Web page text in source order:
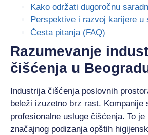
Kako održati dugoročnu
Perspektive i razvoj karijere u
Česta pitanja (FAQ)
Razumevanje
čišćenja u
Industrija čišćenja poslovnih
beleži izuzetno brz rast. Kompanije
profesionalne usluge čišćenja. To je
značajnog podizanja opštih